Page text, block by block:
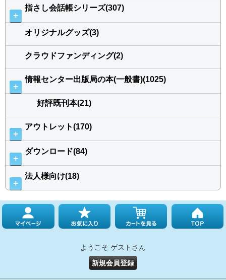
＋
指さし会話帳シリーズ(307)
オリジナルグッズ(3)
クラウドファンディング(2)
＋
情報センター出版局の本(一般書)(1025)
好評既刊本(21)
＋
アウトレット(170)
＋
ダウンロード(84)
＋
法人様向け(18)
ようこそ ゲストさん
新規会員登録